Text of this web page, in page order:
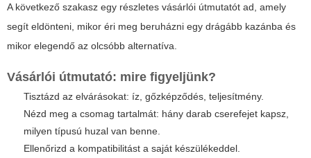
A következő szakasz egy részletes vásárlói útmutatót ad, amely
segít eldönteni, mikor éri meg beruházni egy drágább kazánba és
mikor elegendő az olcsóbb alternatíva.
Vásárlói útmutató: mire figyeljünk?
Tisztázd az elvárásokat: íz, gőzképződés, teljesítmény.
Nézd meg a csomag tartalmát: hány darab cserefejet kapsz,
milyen típusú huzal van benne.
Ellenőrizd a kompatibilitást a saját készülékeddel.